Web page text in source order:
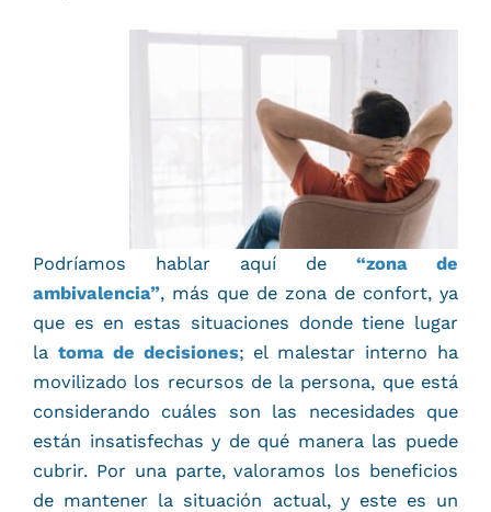
Podríamos hablar aquí de “zona de
ambivalencia”, más que de zona de confort, ya
que es en estas situaciones donde tiene lugar
la toma de decisiones; el malestar interno ha
movilizado los recursos de la persona, que está
considerando cuáles son las necesidades que
están insatisfechas y de qué manera las puede
cubrir. Por una parte, valoramos los beneficios
de mantener la situación actual, y este es un